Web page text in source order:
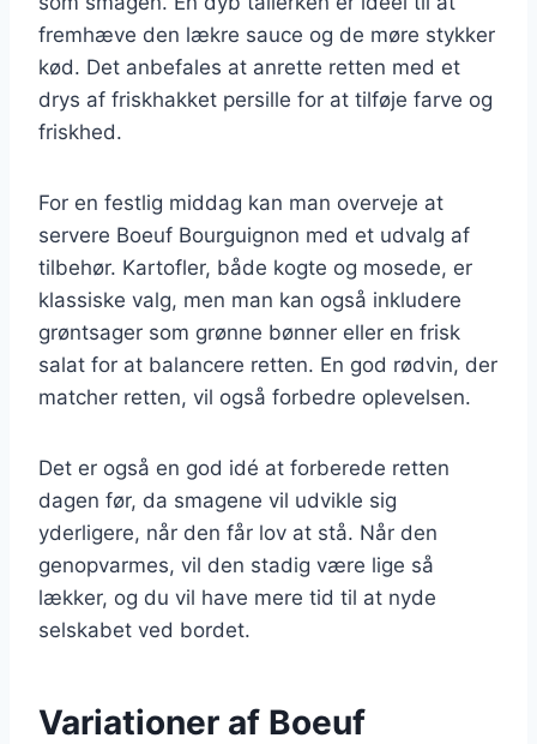
fremhæve den lækre sauce og de møre stykker
kød. Det anbefales at anrette retten med et
drys af friskhakket persille for at tilføje farve og
friskhed.
For en festlig middag kan man overveje at
servere Boeuf Bourguignon med et udvalg af
tilbehør. Kartofler, både kogte og mosede, er
klassiske valg, men man kan også inkludere
grøntsager som grønne bønner eller en frisk
salat for at balancere retten. En god rødvin, der
matcher retten, vil også forbedre oplevelsen.
Det er også en god idé at forberede retten
dagen før, da smagene vil udvikle sig
yderligere, når den får lov at stå. Når den
genopvarmes, vil den stadig være lige så
lækker, og du vil have mere tid til at nyde
selskabet ved bordet.
Variationer af Boeuf